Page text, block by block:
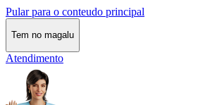
Pular para o conteudo principal
Tem no magalu
Atendimento